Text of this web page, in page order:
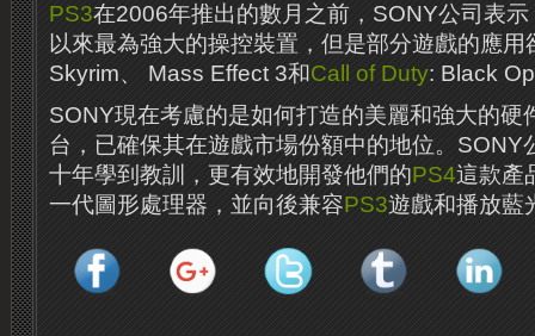
PS3在2006年推出的數月之前，SONY公司表
以來最為強大的操控裝置，但是部分遊戲的應
Skyrim、 Mass Effect 3和Call of Duty: Black
SONY現在考慮的是如何打造的美麗和強大的硬
台，已確保其在遊戲市場份額中的地位。SONY
十年學到教訓，更有效地開發他們的PS4這款產
一代圖形處理器，並向後兼容PS3遊戲和播放藍